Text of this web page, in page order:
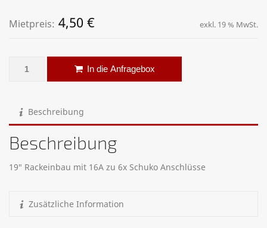
Mietpreis: 4,50 € exkl. 19 % MwSt.
Stromverteiler Rackeinbau Menge
In die Anfragebox
Beschreibung
Beschreibung
19″ Rackeinbau mit 16A zu 6x Schuko Anschlüsse
Zusätzliche Information